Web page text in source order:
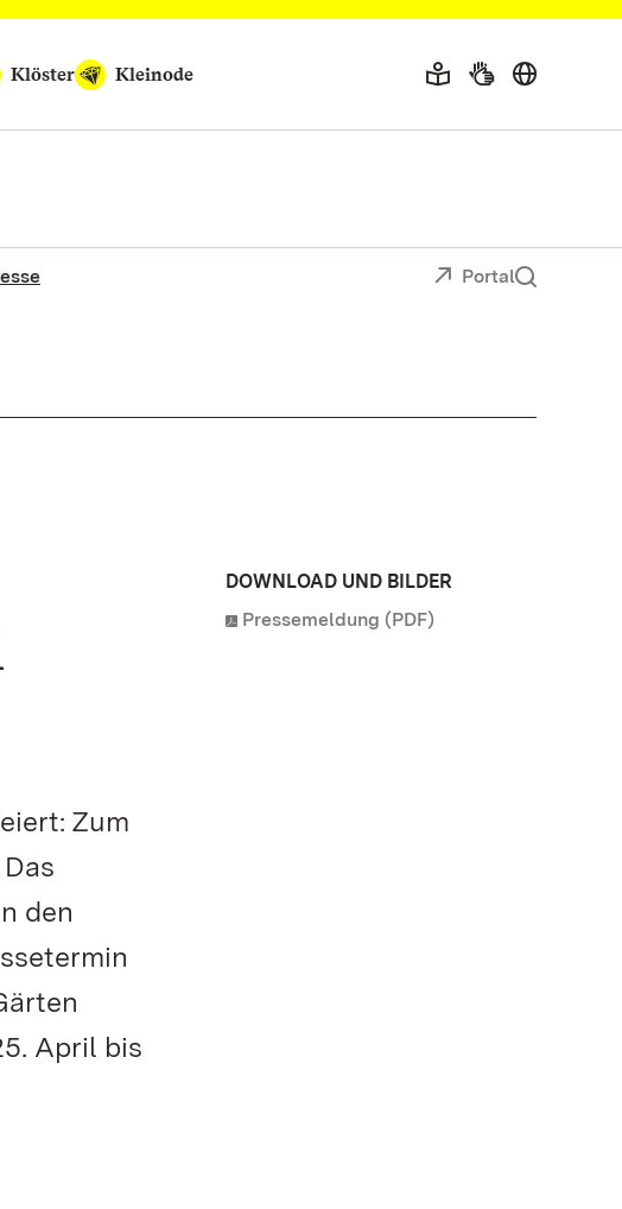
Klöster Kleinode
Portal
Zum
den
April bis
DOWNLOAD UND BILDER
Pressemeldung (PDF)